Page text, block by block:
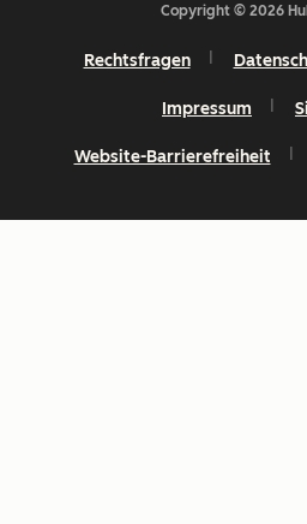
Copyright © 2026
Rechtsfragen
Impressum
Website-Barrierefreiheit